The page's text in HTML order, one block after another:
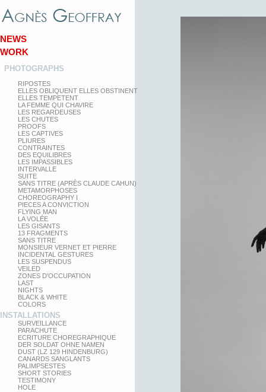
NEWS
WORK
PHOTOGRAPHS
RIPOSTES
ELLES OBLIQUENT ELLES OBSTINENT
ELLES TEMPETENT
LA FEMME QUI CHAVIRE
LES REGARDEUSES
LES CHUTES
PROOFS
LES CAPTIVES
PLIURES
CONTRAINTES
DES EQUILIBRES
LES IMPASSIBLES
INTERVALLE
SUITE
SANS TITRE (APRÈS CLAUDE CAHUN)
METAMORPHOSES
CHOREOGRAPHY I
PIECES A CONVICTION
FLYING MAN
LA VOLÉE
LES GISANTS
13 FRAGMENTS
SANS TITRE
MONSIEUR VERNET ET PIERRE
INCIDENTAL GESTURES
LES SUSPENDUS
VEILED
ZONES D'OCCUPATION
LAST
NIGHTS
BLACK & WHITE
COLORS
INSTALLATIONS
SURVEILLANCE
PARACHUTE
ECRITURE CHOREGRAPHIQUE
DER SOLDAT OHNE NAMEN
DUST (LZ 129 HINDENBURG)
CANARDS SANGLANTS
PALIMPSESTES
SHORT STORIES
TESTIMONY
HOLE